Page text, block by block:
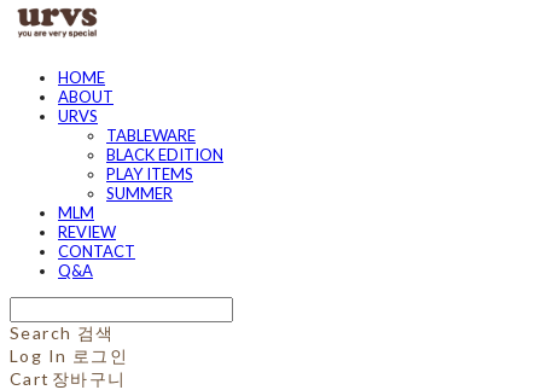
HOME
ABOUT
URVS
TABLEWARE
BLACK EDITION
PLAY ITEMS
SUMMER
MLM
REVIEW
CONTACT
Q&A
Search 검색
Log In 로그인
Cart 장바구니